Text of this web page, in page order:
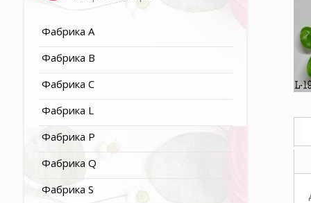
Фабрика A
Фабрика B
Фабрика C
Фабрика L
Фабрика P
Фабрика Q
Фабрика S